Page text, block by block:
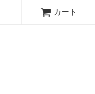
カート